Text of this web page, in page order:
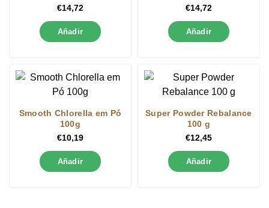
€14,72
Añadir
€14,72
Añadir
Smooth Chlorella em Pó
100g
€10,19
Añadir
Super Powder Rebalance
100 g
€12,45
Añadir